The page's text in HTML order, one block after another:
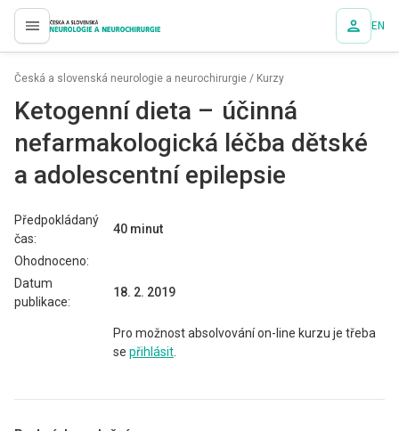
proLékaře.cz EN
Česká a slovenská neurologie a neurochirurgie / Kurzy
Ketogen­ní dieta – účin­ná
nefarmakologická léčba dětské
a adolescentní epilepsie
Předpokládaný
čas:
40 minut
Ohodnoceno:
Datum
publikace:
18. 2. 2019
Pro možnost absolvování on-line kurzu je třeba
se přihlásit